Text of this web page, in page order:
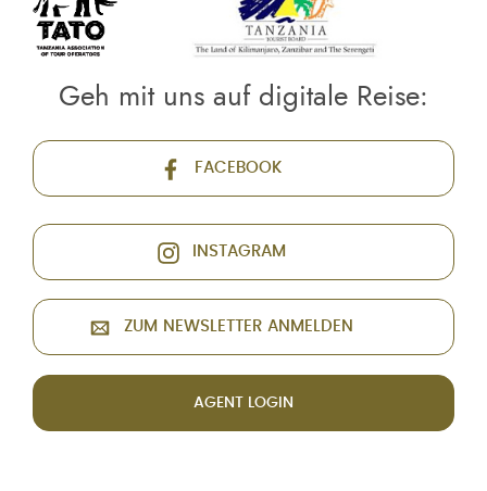
Geh mit uns auf digitale Reise:
FACEBOOK
INSTAGRAM
ZUM NEWSLETTER ANMELDEN
AGENT LOGIN